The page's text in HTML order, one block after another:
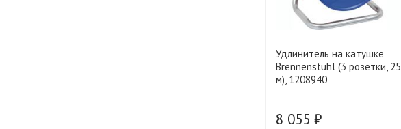
Удлинитель на катушке
Brennenstuhl (3 розетки, 25
м), 1208940
8 055 ₽